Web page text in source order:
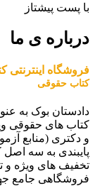
با پست پیشتاز
درباره ی ما
فروشگاه
کتاب حقوقی
دادستان بوک به
کتاب های حقوقی
و دکتری (منابع
پایبندی به سه
تخفیف های ویژه و
فروشگاهی جامع